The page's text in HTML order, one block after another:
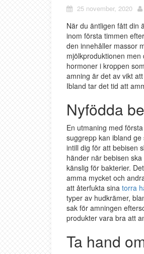
25 november, 2020
När du äntligen fått din
inom första timmen
den innehåller massor
mjölkproduktionen
hormoner i kroppen
amning är det av vikt
Ibland tar det tid att
Nyfödda
En utmaning med
suggrepp kan ibland
intill dig för att bebisen
händer när bebisen
känslig för bakterier.
amma mycket och
att återfukta sina torra
typer av hudkrämer,
sak för amningen
produkter vara bra att
Ta hand